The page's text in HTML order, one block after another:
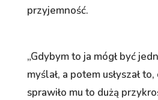
przyjemność.
„Gdybym to ja mógł być
myślał, a potem usłyszał
sprawiło mu to dużą